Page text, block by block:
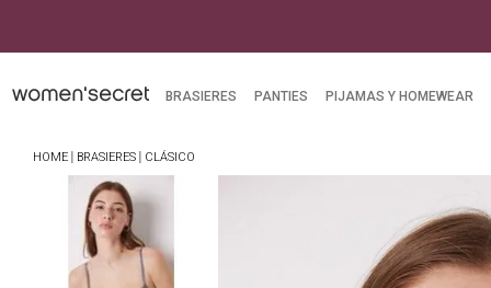
BRASIERES PANTIES PIJAMAS Y HOMEWEAR
BRASIERES CLÁSICO